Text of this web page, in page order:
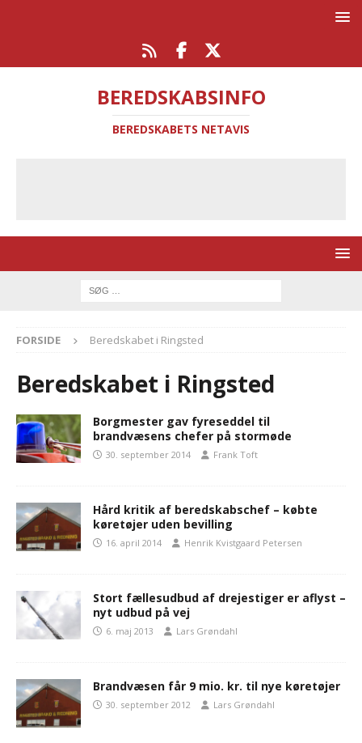
BEREDSKABSINFO
BEREDSKABETS NETAVIS
FORSIDE Beredskabet i Ringsted
Beredskabet i Ringsted
Borgmester gav fyreseddel til
brandvæsens chefer på stormøde
30. september 2014 Frank Toft
Hård kritik af beredskabschef – købte
køretøjer uden bevilling
16. april 2014 Henrik Kvistgaard Petersen
Stort fællesudbud af drejestiger er aflyst –
nyt udbud på vej
6. maj 2013 Lars Grøndahl
Brandvæsen får 9 mio. kr. til nye køretøjer
30. september 2012 Lars Grøndahl